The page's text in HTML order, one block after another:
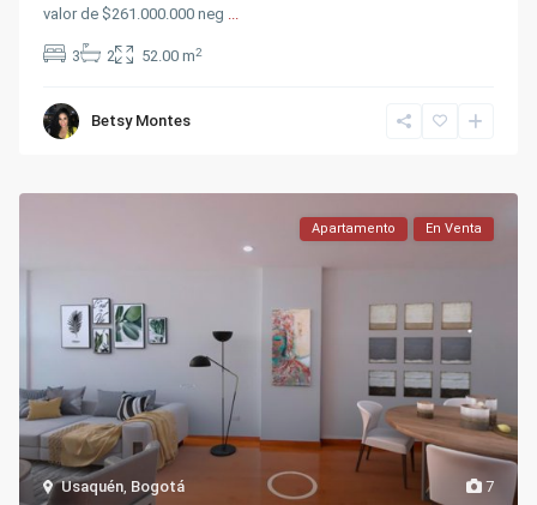
valor de $261.000.000 neg ...
3 2 52.00 m2
Betsy Montes
7
Usaquén, Bogotá
Apartamento En Venta